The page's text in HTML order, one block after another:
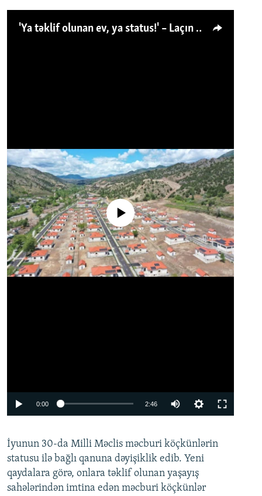
'Ya təklif olunan ev, ya status!' – Laçın köçkünü: 'Laçından başqa heç hara!'
No media source currently available
0:00 2:46
360p
480p
720p
İyunun 30-da Milli Məclis məcburi köçkünlərin
statusu ilə bağlı qanuna dəyişiklik edib. Yeni
qaydalara görə, onlara təklif olunan yaşayış
sahələrindən imtina edən məcburi köçkünlər